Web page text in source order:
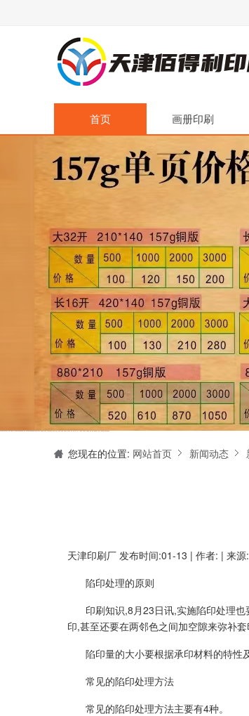
首页 画册印刷
您现在的位置: 网站首页 新闻动态
天津印刷厂 发布时间:01-13 | 作者: | 来
陷印处理的原则
印刷知识,8月23日讯,实施陷印处理
印,甚至还要在两邻色之间加空隙来弥补套
陷印量的大小要根据承印材料的特性
常见的陷印处理方法
常见的陷印处理方法主要有4种。